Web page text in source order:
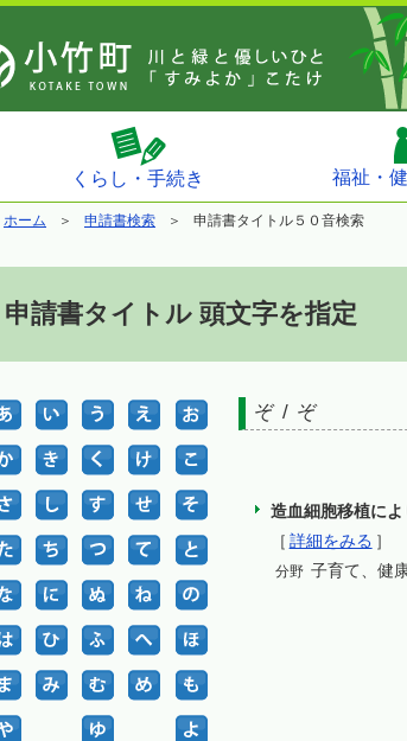
くらし・手続き 福祉・
ホーム 申請書検索 申請書タイトル５０音検索
申請書タイトル 頭文字を指定
ぞ / ぞ
造血細胞移植に
［ 詳細をみる ］
分野 子育て、健